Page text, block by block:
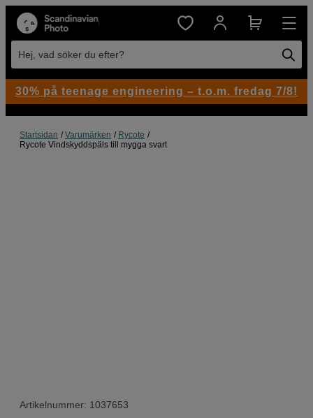
Hej, vad söker du efter?
Startsidan Varumärken
Rycote
Rycote Vindskyddspäls till mygga svart
Artikelnummer: 1037653
30% på teenage engineering – t.o.m. fredag 7/8!